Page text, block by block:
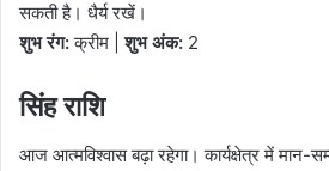
सकती है। धैर्य रखें।
शुभ रंग:क्रीम |शुभ अंक: 2
सिंह राशि
आज आत्मविश्वास बढ़ा रहेगा। कार्यक्षेत्र में मान-